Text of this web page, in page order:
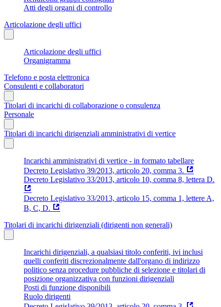
Atti degli organi di controllo
Articolazione degli uffici
Articolazione degli uffici
Organigramma
Telefono e posta elettronica
Consulenti e collaboratori
Titolari di incarichi di collaborazione o consulenza
Personale
Titolari di incarichi dirigenziali amministrativi di vertice
Incarichi amministrativi di vertice - in formato tabellare
Decreto Legislativo 39/2013, articolo 20, comma 3.
Decreto Legislativo 33/2013, articolo 10, comma 8, lettera D.
Decreto Legislativo 33/2013, articolo 15, comma 1, lettere A,
B, C, D.
Titolari di incarichi dirigenziali (dirigenti non generali)
Incarichi dirigenziali, a qualsiasi titolo conferiti, ivi inclusi
quelli conferiti discrezionalmente dall'organo di indirizzo
politico senza procedure pubbliche di selezione e titolari di
posizione organizzativa con funzioni dirigenziali
Posti di funzione disponibili
Ruolo dirigenti